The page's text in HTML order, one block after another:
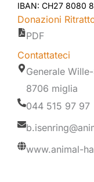
IBAN: CH27 8080
Donazioni
PDF
Contattateci
Generale
8706 miglia
044 515 97 97
www.animal-